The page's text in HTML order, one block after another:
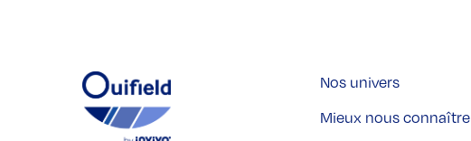
Nos univers
Mieux nous connaître